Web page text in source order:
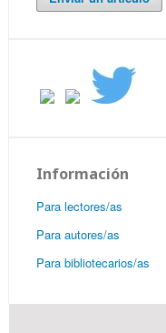
Información
Para lectores/as
Para autores/as
Para bibliotecarios/as